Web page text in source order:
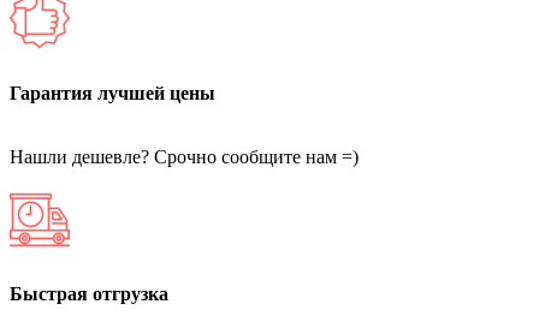
Гарантия лучшей цены
Нашли дешевле? Срочно сообщите нам =)
Быстрая отгрузка